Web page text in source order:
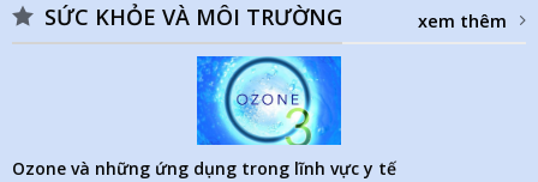
SỨC KHỎE VÀ MÔI TRƯỜNG xem thêm
Ozone và những ứng dụng trong lĩnh vực y tế